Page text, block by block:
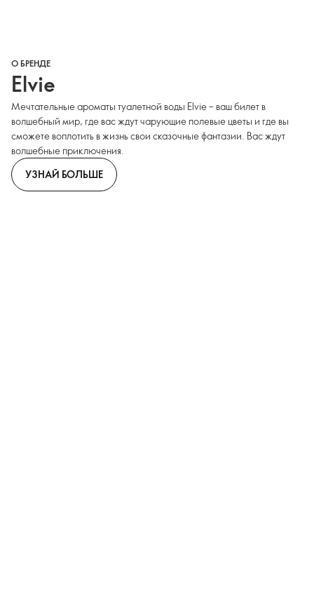
О БРЕНДЕ
Elvie
Мечтательные ароматы туалетной воды Elvie – ваш билет в
волшебный мир, где вас ждут чарующие полевые цветы и где вы
сможете воплотить в жизнь свои сказочные фантазии. Вас ждут
волшебные приключения.
УЗНАЙ БОЛЬШЕ